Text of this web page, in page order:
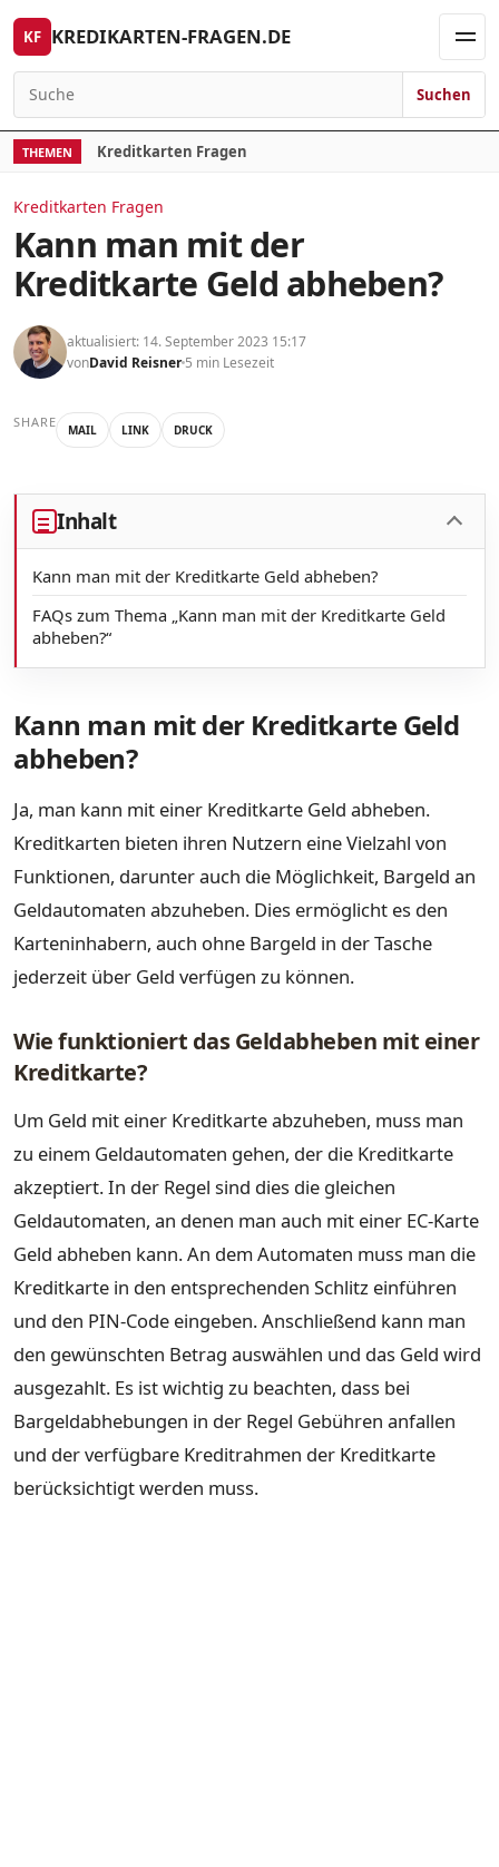
Skip to content
KF KREDIKARTEN-FRAGEN.DE
Search for:
Suchen
THEMEN Kreditkarten Fragen
Kreditkarten Fragen
Kann man mit der
Kreditkarte Geld abheben?
aktualisiert: 14. September 2023 15:17
vonDavid Reisner 5 min Lesezeit
SHARE MAIL LINK DRUCK
Inhalt
Kann man mit der Kreditkarte Geld abheben?
FAQs zum Thema „Kann man mit der Kreditkarte Geld
abheben?“
Kann man mit der Kreditkarte Geld
abheben?
Ja, man kann mit einer Kreditkarte Geld abheben.
Kreditkarten bieten ihren Nutzern eine Vielzahl von
Funktionen, darunter auch die Möglichkeit, Bargeld an
Geldautomaten abzuheben. Dies ermöglicht es den
Karteninhabern, auch ohne Bargeld in der Tasche
jederzeit über Geld verfügen zu können.
Wie funktioniert das Geldabheben mit einer
Kreditkarte?
Um Geld mit einer Kreditkarte abzuheben, muss man
zu einem Geldautomaten gehen, der die Kreditkarte
akzeptiert. In der Regel sind dies die gleichen
Geldautomaten, an denen man auch mit einer EC-Karte
Geld abheben kann. An dem Automaten muss man die
Kreditkarte in den entsprechenden Schlitz einführen
und den PIN-Code eingeben. Anschließend kann man
den gewünschten Betrag auswählen und das Geld wird
ausgezahlt. Es ist wichtig zu beachten, dass bei
Bargeldabhebungen in der Regel Gebühren anfallen
und der verfügbare Kreditrahmen der Kreditkarte
berücksichtigt werden muss.